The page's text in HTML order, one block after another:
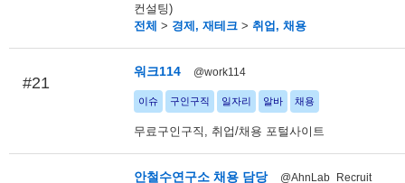
컨설팅)
전체 > 경제, 재테크 > 취업, 채용
#21
워크114 @work114
이슈 구인구직 일자리 알바 채용
무료구인구직, 취업/채용 포털사이트
안철수연구소 채용 담당 @AhnLab_Recruit